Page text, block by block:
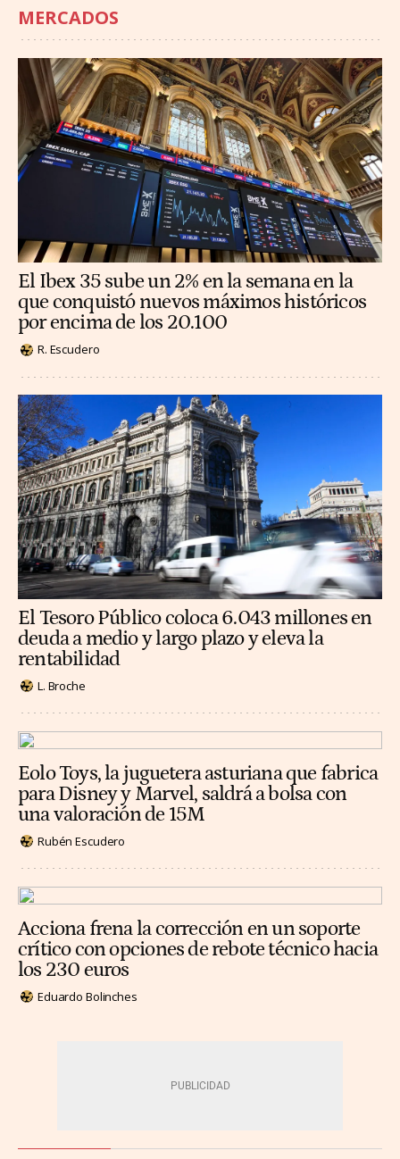
MERCADOS
El Ibex 35 sube un 2% en la semana en la
que conquistó nuevos máximos históricos
por encima de los 20.100
R. Escudero
El Tesoro Público coloca 6.043 millones en
deuda a medio y largo plazo y eleva la
rentabilidad
L. Broche
Eolo Toys, la juguetera asturiana que fabrica
para Disney y Marvel, saldrá a bolsa con
una valoración de 15M
Rubén Escudero
Acciona frena la corrección en un soporte
crítico con opciones de rebote técnico hacia
los 230 euros
Eduardo Bolinches